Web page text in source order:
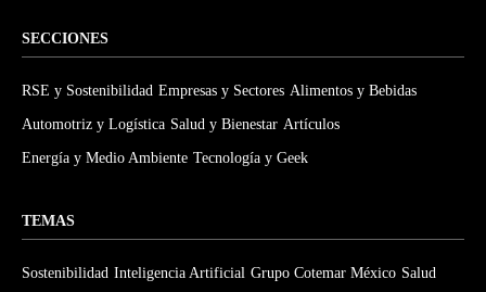
SECCIONES
RSE y Sostenibilidad Empresas y Sectores Alimentos y Bebidas
Automotriz y Logística Salud y Bienestar Artículos
Energía y Medio Ambiente Tecnología y Geek
TEMAS
Sostenibilidad Inteligencia Artificial Grupo Cotemar México Salud